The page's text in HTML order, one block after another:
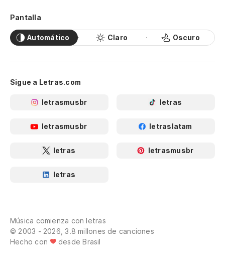
Pantalla
Automático Claro Oscuro
Sigue a Letras.com
letrasmusbr letras
letrasmusbr letraslatam
letras letrasmusbr
letras
Música comienza con letras
© 2003 - 2026, 3.8 millones de canciones
Hecho con
desde Brasil